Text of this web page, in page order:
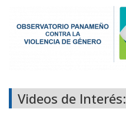
Videos de Interés: